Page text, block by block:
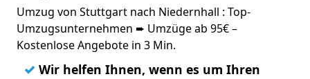
Umzug von Stuttgart nach Niedernhall : Top-
Umzugsunternehmen ➨ Umzüge ab 95€ –
Kostenlose Angebote in 3 Min.
✓ Wir helfen Ihnen, wenn es um Ihren